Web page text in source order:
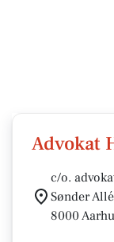
Advokat
c/o.
Sønder
8000